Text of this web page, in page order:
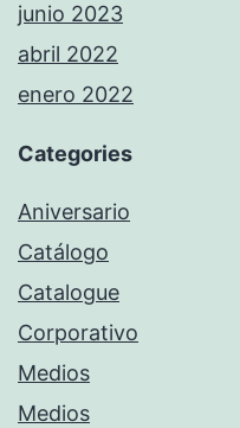
junio 2023
abril 2022
enero 2022
Categories
Aniversario
Catálogo
Catalogue
Corporativo
Medios
Medios